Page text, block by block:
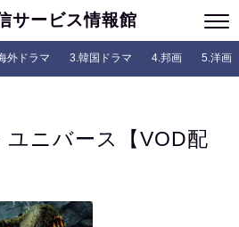
サービス情報館
外ドラマ 3.韓国ドラマ 4.邦画 5.洋画
ニバース【VOD配